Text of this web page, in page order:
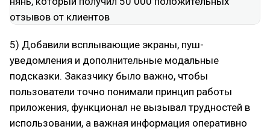
5) Добавили всплывающие экраны, пуш-
уведомления и дополнительные модальные
подсказки. Заказчику было важно, чтобы
пользователи точно понимали принцип работы
приложения, функционал не вызывал трудностей в
использовании, а важная информация оперативно